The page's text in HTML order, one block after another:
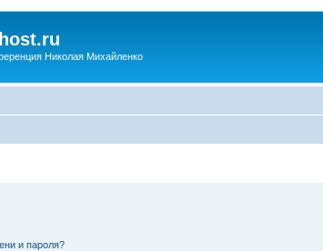
Николая Михайленко
и пароля?